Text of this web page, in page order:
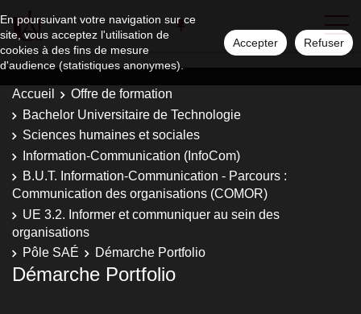
En poursuivant votre navigation sur ce
site, vous acceptez l'utilisation de
cookies à des fins de mesure
d'audience (statistiques anonymes).
Accepter Refuser
Accueil
Offre de formation
Bachelor Universitaire de Technologie
Sciences humaines et sociales
Information-Communication (InfoCom)
B.U.T. Information-Communication - Parcours :
Communication des organisations (COMOR)
UE 3.2. Informer et communiquer au sein des
organisations
Pôle SAÉ
Démarche Portfolio
Démarche Portfolio